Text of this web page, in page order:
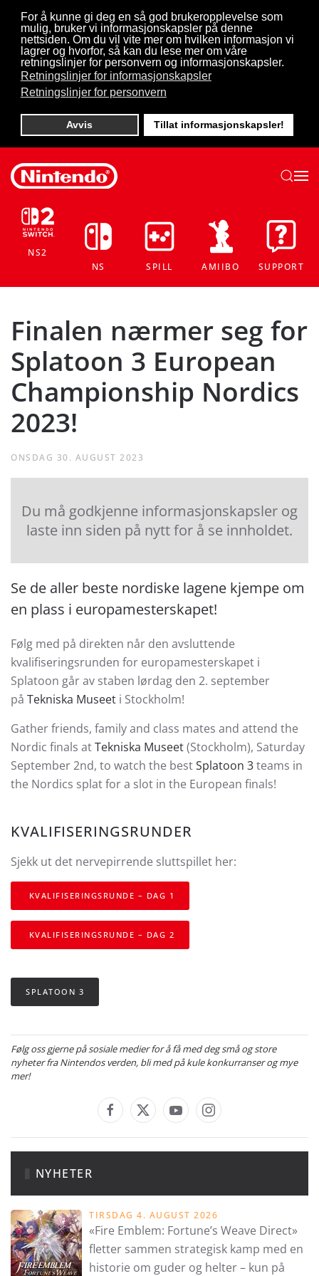
For å kunne gi deg en så god brukeropplevelse som
mulig, bruker vi informasjonskapsler på denne
nettsiden. Om du vil vite mer om hvilken informasjon vi
lagrer og hvorfor, så kan du lese mer om våre
retningslinjer for personvern og informasjonskapsler.
Retningslinjer for informasjonskapsler
Retningslinjer for personvern
Avvis Tillat informasjonskapsler!
Skip to main content
NS2
NS
SPILL AMIIBO SUPPORT
Finalen nærmer seg for
Splatoon 3 European
Championship Nordics
2023!
ONSDAG 30. AUGUST 2023
Du må godkjenne informasjonskapsler og
laste inn siden på nytt for å se innholdet.
Se de aller beste nordiske lagene kjempe om
en plass i europamesterskapet!
Følg med på direkten når den avsluttende
kvalifiseringsrunden for europamesterskapet i
Splatoon går av staben lørdag den 2. september
på Tekniska Museet i Stockholm!
Gather friends, family and class mates and attend the
Nordic finals atTekniska Museet(Stockholm), Saturday
September 2nd, to watch the bestSplatoon 3teams in
the Nordics splat for a slot in the European finals!
KVALIFISERINGSRUNDER
Sjekk ut det nervepirrende sluttspillet her:
KVALIFISERINGSRUNDE – DAG 1
KVALIFISERINGSRUNDE – DAG 2
SPLATOON 3
Følg oss gjerne på sosiale medier for å få med deg små og store
nyheter fra Nintendos verden, bli med på kule konkurranser og mye
mer!
NYHETER
TIRSDAG 4. AUGUST 2026
«Fire Emblem: Fortune’s Weave Direct»
fletter sammen strategisk kamp med en
historie om guder og helter – kun på